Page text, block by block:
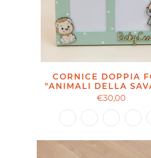
CORNICE DOPPIA
"ANIMALI DELLA
€30,00